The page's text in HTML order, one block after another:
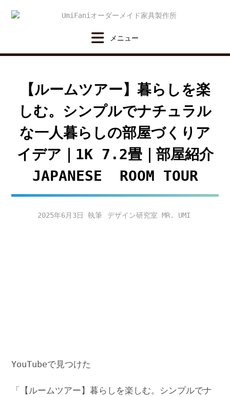
【ルームツアー】暮らしを楽
しむ。シンプルでナチュラル
な一人暮らしの部屋づくりア
イデア｜1K 7.2畳｜部屋紹介
JAPANESE ROOM TOUR
2025年6月3日 デザイン研究室 MR. UMI
YouTubeで見つけた
「【ルームツアー】暮らしを楽しむ。シンプルでナ